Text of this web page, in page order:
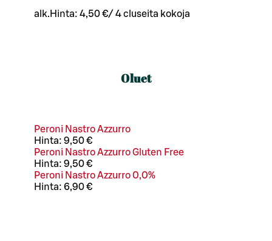
alk. Hinta: 4,50 €/ 4 cl useita kokoja
Oluet
Peroni Nastro Azzurro
Hinta: 9,50 €
Peroni Nastro Azzurro Gluten Free
Hinta: 9,50 €
Peroni Nastro Azzurro 0,0%
Hinta: 6,90 €